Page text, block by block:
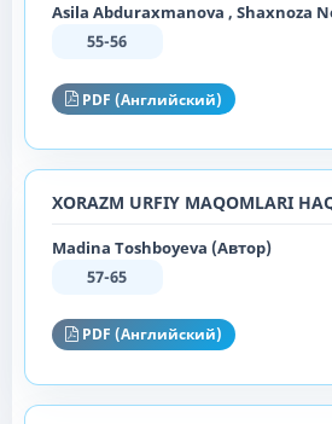
Asila Abduraxmanova , Shaxnoza
55-56
PDF (Английский)
XORAZM URFIY MAQOMLARI
Madina Toshboyeva (Автор)
57-65
PDF (Английский)